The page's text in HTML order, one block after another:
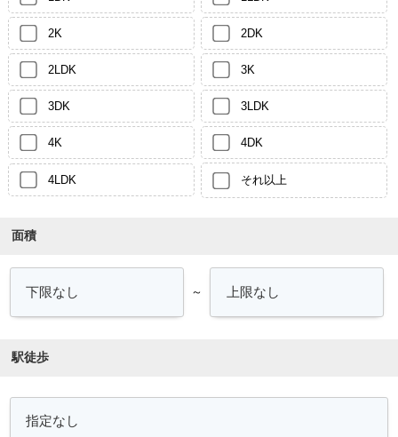
2K 2DK
2LDK 3K
3DK 3LDK
4K 4DK
4LDK それ以上
面積
～
駅徒歩